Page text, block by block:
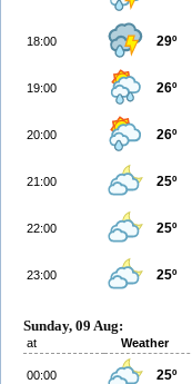
18:00 29º
19:00 26º
20:00 26º
21:00 25º
22:00 25º
23:00 25º
Sunday, 09 Aug:
at Weather
00:00 25º